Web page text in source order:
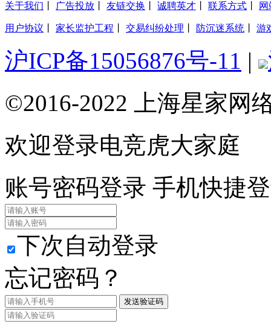
关于我们 广告投放 友链交换 诚聘英才 联系方式
用户协议 家长监护工程 交易纠纷处理 防沉迷系统 游
沪ICP备15056876号-11 |
©2016-2022 上海星家网
欢迎登录电竞虎大家庭
账号密码登录 手机快捷
下次自动登录
忘记密码？
发送验证码